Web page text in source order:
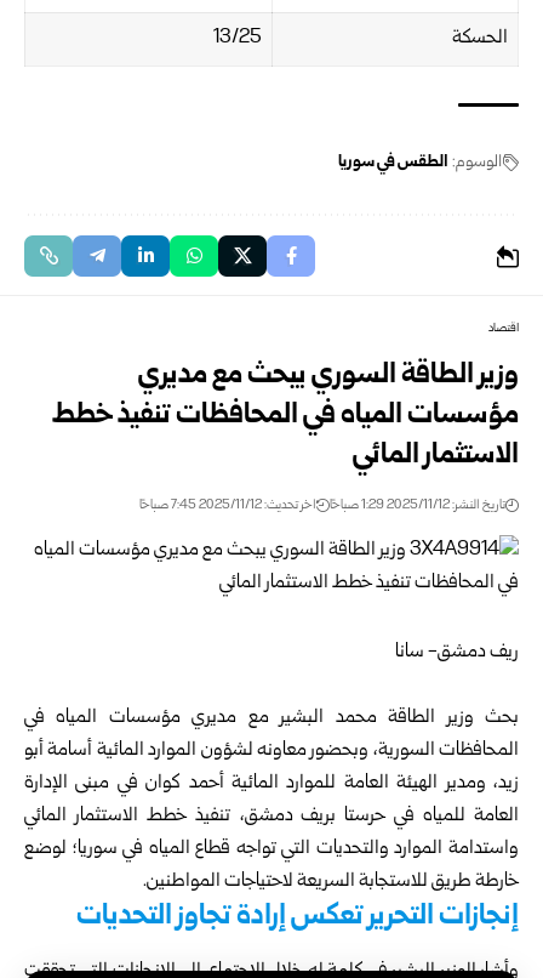
الحسكة
13/25
الوسوم: الطقس في سوريا
اقتصاد
وزير الطاقة السوري يبحث مع مديري
مؤسسات المياه في المحافظات تنفيذ خطط
الاستثمار المائي
تاريخ النشر: 2025/11/12 1:29 صباحًا اخر تحديث: 2025/11/12 7:45 صباحًا
ريف دمشق- سانا
بحث وزير الطاقةمحمد البشير مع مديري مؤسسات المياه في
المحافظات السورية، وبحضور معاونه لشؤون الموارد المائية أسامة أبو
زيد، ومدير الهيئة العامة للموارد المائية أحمد كوان في مبنى الإدارة
العامة للمياه في حرستا بريف دمشق، تنفيذ خطط الاستثمار المائي
واستدامة الموارد والتحديات التي تواجه قطاع المياه في سوريا؛ لوضع
خارطة طريق للاستجابة السريعة لاحتياجات المواطنين.
إنجازات التحرير تعكس إرادة تجاوز التحديات
وأشار الوزير البشير في كلمة له خلال الاجتماع، إلى الإنجازات التي تحققت